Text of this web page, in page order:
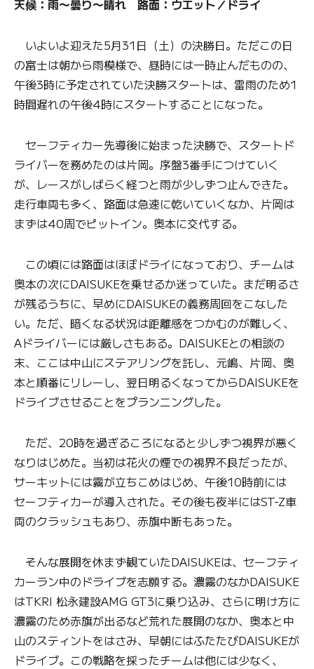
天候：雨〜曇り〜晴れ 路面：ウエット／ドライ
いよいよ迎えた5月31日（土）の決勝日。ただこの日
の富士は朝から雨模様で、昼時には一時止んだものの、
午後3時に予定されていた決勝スタートは、雷雨のため1
時間遅れの午後4時にスタートすることになった。
セーフティカー先導後に始まった決勝で、スタートド
ライバーを務めたのは片岡。序盤3番手につけていく
が、レースがしばらく経つと雨が少しずつ止んできた。
走行車両も多く、路面は急速に乾いていくなか、片岡は
まずは40周でピットイン。奥本に交代する。
この頃には路面はほぼドライになっており、チームは
奥本の次にDAISUKEを乗せるか迷っていた。まだ明るさ
が残るうちに、早めにDAISUKEの義務周回をこなした
い。ただ、暗くなる状況は距離感をつかむのが難しく、
Aドライバーには厳しさもある。DAISUKEとの相談の
末、ここは中山にステアリングを託し、元嶋、片岡、奥
本と順番にリレーし、翌日明るくなってからDAISUKEを
ドライブさせることをプランニングした。
ただ、20時を過ぎるころになると少しずつ視界が悪く
なりはじめた。当初は花火の煙での視界不良だったが、
サーキットには霧が立ちこめはじめ、午後10時前には
セーフティカーが導入された。その後も夜半にはST-Z車
両のクラッシュもあり、赤旗中断もあった。
そんな展開を休まず観ていたDAISUKEは、セーフティ
カーラン中のドライブを志願する。濃霧のなかDAISUKE
はTKRI 松永建設AMG GT3に乗り込み、さらに明け方に
濃霧のため赤旗が出るなど荒れた展開のなか、奥本と中
山のスティントをはさみ、早朝にはふたたびDAISUKEが
ドライブ。この戦略を採ったチームは他には少なく、